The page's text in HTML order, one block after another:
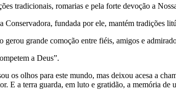
tradicionais, romarias e pela forte devoção a
fundada por ele, mantém tradições
gerou grande comoção entre fiéis, amigos e
a Deus”.
os olhos para este mundo, mas deixou acesa a
E a terra guarda, em luto e gratidão, a memória